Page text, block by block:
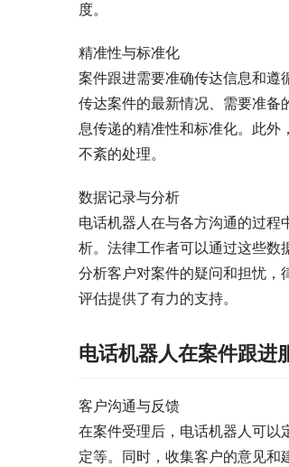
度。
精准性与标准化
案件跟进需要准确传达信息和遵
传达案件的最新情况、需要准备
息传递的精准性和标准化。此外
不紊的处理。
数据记录与分析
电话机器人在与各方沟通的过
析。法律工作者可以通过这些数
分析客户对案件的疑问和担忧，
评估提供了有力的支持。
电话机器人在案件跟进
客户沟通与反馈
在案件受理后，电话机器人可以
定等。同时，收集客户的意见